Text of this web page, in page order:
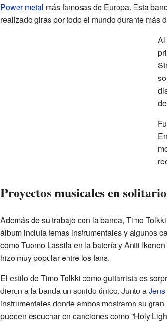
Power metal más famosas de Europa. Esta
realizado giras por todo el mundo durante más
Al
Proyectos musicales en solitario
Además de su trabajo con la banda, Timo
álbum incluía temas instrumentales y algunos
como Tuomo Lassila en la batería y Antti
hizo muy popular entre los fans.
El estilo de Timo Tolkki como guitarrista es
dieron a la banda un sonido único. Junto a
instrumentales donde ambos mostraron su
pueden escuchar en canciones como "Holy